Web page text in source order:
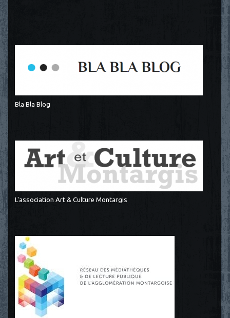
Bla Bla Blog
L'association Art & Culture Montargis